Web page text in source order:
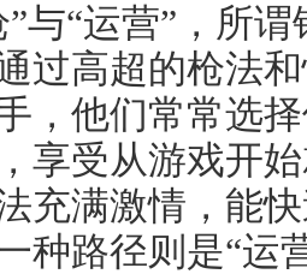
与“运营”，所
过高超的枪法
，他们常常选
享受从游戏开
充满激情，能
种路径则是“运